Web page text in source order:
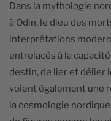
Dans la mythologie
à Odin, le dieu des
interprétations
entrelacés à la
destin, de lier et délier
voient également une
la cosmologie